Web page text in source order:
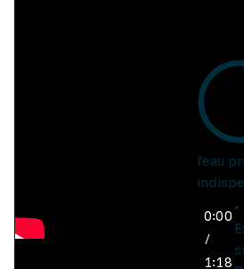
l'eau
0:00
/
1:18